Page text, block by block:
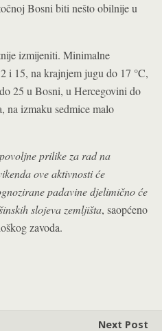
Bosni biti nešto obilnije u
izmijeniti. Minimalne
i 15, na krajnjem jugu do 17 °C,
25 u Bosni, u Hercegovini do
na izmaku sedmice malo
prilike za rad na
ove aktivnosti će
padavine djelimično će
slojeva zemljišta, saopćeno
zavoda.
Next Post